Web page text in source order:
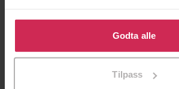
Klikk på «Godta alle» for å gi oss ditt
bruke cookies for alle disse formålene.
tilpasse ditt samtykke til spesifikke
Godta alle
Tilpass